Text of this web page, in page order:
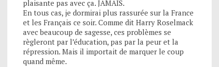
plaisante pas avec ça. JAMAIS.
En tous cas, je dormirai plus rassurée sur la France
et les Français ce soir. Comme dit Harry Roselmack
avec beaucoup de sagesse, ces problèmes se
règleront par l’éducation, pas par la peur et la
répression. Mais il importait de marquer le coup
quand même.